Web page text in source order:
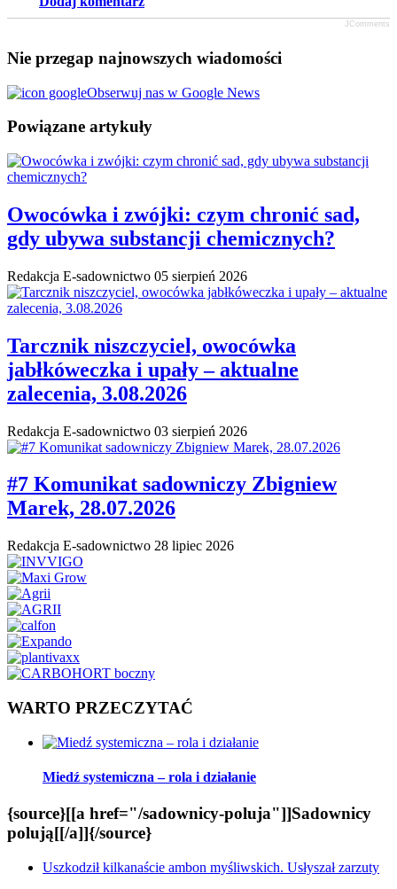
JComments
Nie przegap najnowszych wiadomości
Obserwuj nas w Google News
Powiązane artykuły
Owocówka i zwójki: czym chronić sad,
gdy ubywa substancji chemicznych?
Redakcja E-sadownictwo 05 sierpień 2026
Tarcznik niszczyciel, owocówka
jabłkóweczka i upały – aktualne
zalecenia, 3.08.2026
Redakcja E-sadownictwo 03 sierpień 2026
#7 Komunikat sadowniczy Zbigniew
Marek, 28.07.2026
Redakcja E-sadownictwo 28 lipiec 2026
WARTO PRZECZYTAĆ
Miedź systemiczna – rola i działanie
{source}[[a href="/sadownicy-poluja"]]Sadownicy
polują[[/a]]{/source}
Uszkodził kilkanaście ambon myśliwskich. Usłyszał zarzuty